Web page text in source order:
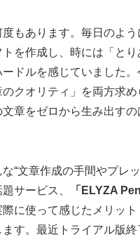
もあります。毎日のよ
を作成し、時には「とり
ードルを感じていました
のクオリティ」を両方求
章をゼロから生み出す
“文章作成の手間やプレ
サービス、
「ELYZA
際に使って感じたメリッ
す。最近トライアル版